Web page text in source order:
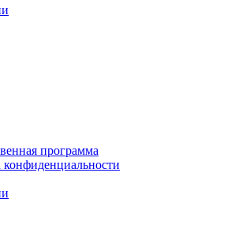
программа